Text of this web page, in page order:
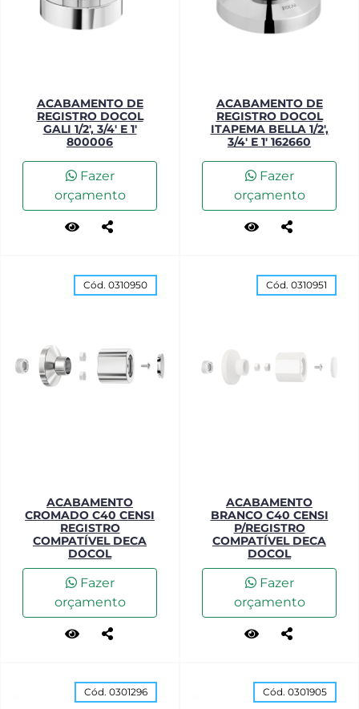
ACABAMENTO DE
REGISTRO DOCOL
GALI 1/2', 3/4' E 1'
800006
Fazer
orçamento
ACABAMENTO DE
REGISTRO DOCOL
ITAPEMA BELLA 1/2',
3/4' E 1' 162660
Fazer
orçamento
Cód. 0310950
ACABAMENTO
CROMADO C40 CENSI
REGISTRO
COMPATÍVEL DECA
DOCOL
Fazer
orçamento
Cód. 0310951
ACABAMENTO
BRANCO C40 CENSI
P/REGISTRO
COMPATÍVEL DECA
DOCOL
Fazer
orçamento
Cód. 0301296 Cód. 0301905